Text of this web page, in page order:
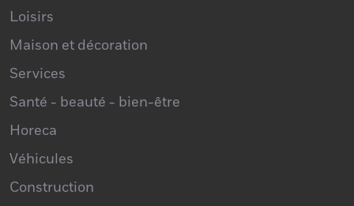
Mode
Loisirs
Maison et décoration
Services
Santé - beauté - bien-être
Horeca
Véhicules